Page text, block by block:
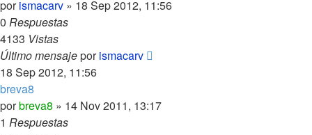
porismacarv » 18 Sep 2012, 11:56
0 Respuestas
4133 Vistas
Último mensajeporismacarv
18 Sep 2012, 11:56
breva8
porbreva8 » 14 Nov 2011, 13:17
1 Respuestas